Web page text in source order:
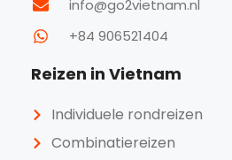
info@go2vietnam.nl
+84 906521404
Reizen in Vietnam
Individuele rondreizen
Combinatiereizen